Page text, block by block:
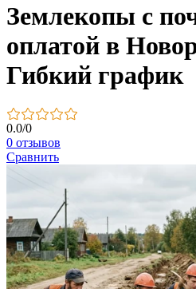
Землекопы с
оплатой в
Гибкий график
0.0/0
0 отзывов
Сравнить